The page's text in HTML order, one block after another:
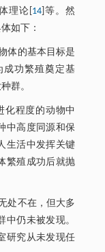
理论[ 14 ]等。然
如下：
体的基本目标是
成功繁殖奠定基
群。
化程度的动物中
中高度同源和保
生活中发挥关键
繁殖成功后就抛
处不在，但大多
仍未被发现。
研究从未发现任